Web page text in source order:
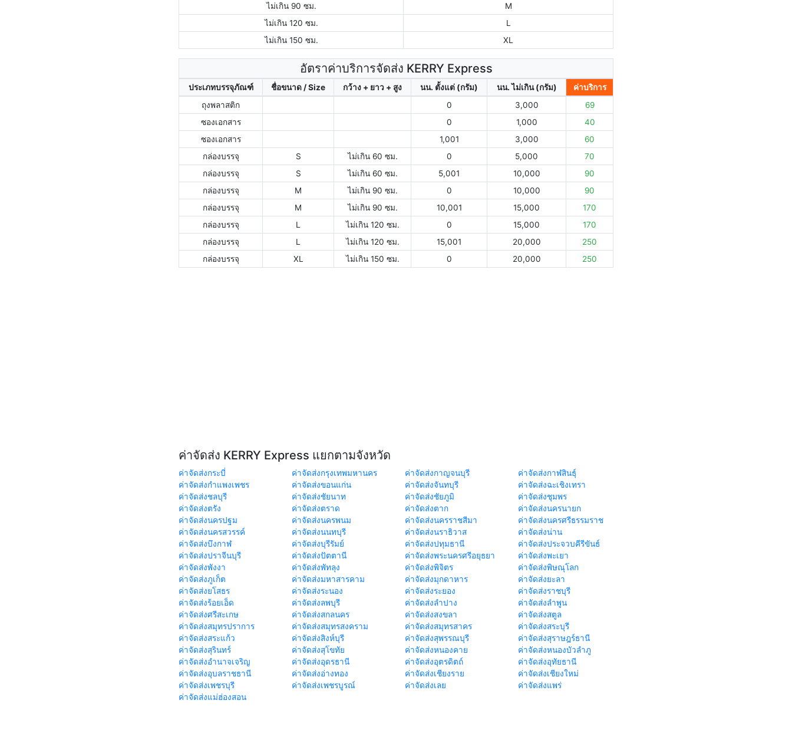
ไม่เกิน 90 ซม.
M
ไม่เกิน 120 ซม.
L
ไม่เกิน 150 ซม.
XL
อัตราค่าบริการจัดส่ง KERRY Express
ประเภทบรรจุภัณฑ์ ชื่อขนาด / Size กว้าง + ยาว + สูง นน. ตั้งแต่ (กรัม) นน. ไม่เกิน (กรัม)
ค่าบริการ
ถุงพลาสติก
0 3,000
69
ซองเอกสาร
0 1,000
40
ซองเอกสาร
1,001 3,000
60
กล่องบรรจุ
S ไม่เกิน 60 ซม. 0 5,000
70
กล่องบรรจุ
S ไม่เกิน 60 ซม. 5,001 10,000
90
กล่องบรรจุ
M ไม่เกิน 90 ซม. 0 10,000
90
กล่องบรรจุ
M ไม่เกิน 90 ซม. 10,001 15,000
170
กล่องบรรจุ
L ไม่เกิน 120 ซม. 0 15,000
170
กล่องบรรจุ
L ไม่เกิน 120 ซม. 15,001 20,000
250
กล่องบรรจุ
XL ไม่เกิน 150 ซม. 0 20,000 250
ค่าจัดส่ง KERRY Express แยกตามจังหวัด
ค่าจัดส่งกระบี่ ค่าจัดส่งกรุงเทพมหานคร ค่าจัดส่งกาญจนบุรี
ค่าจัดส่งกาฬสินธุ์
ค่าจัดส่งกำแพงเพชร
ค่าจัดส่งขอนแก่น ค่าจัดส่งจันทบุรี
ค่าจัดส่งฉะเชิงเทรา
ค่าจัดส่งชลบุรี
ค่าจัดส่งชัยนาท ค่าจัดส่งชัยภูมิ
ค่าจัดส่งชุมพร
ค่าจัดส่งตรัง
ค่าจัดส่งตราด ค่าจัดส่งตาก
ค่าจัดส่งนครนายก
ค่าจัดส่งนครปฐม
ค่าจัดส่งนครพนม ค่าจัดส่งนครราชสีมา
ค่าจัดส่งนครศรีธรรมราช
ค่าจัดส่งนครสวรรค์
ค่าจัดส่งนนทบุรี ค่าจัดส่งนราธิวาส
ค่าจัดส่งน่าน
ค่าจัดส่งบึงกาฬ
ค่าจัดส่งบุรีรัมย์ ค่าจัดส่งปทุมธานี
ค่าจัดส่งประจวบคีรีขันธ์
ค่าจัดส่งปราจีนบุรี
ค่าจัดส่งปัตตานี ค่าจัดส่งพระนครศรีอยุธยา
ค่าจัดส่งพะเยา
ค่าจัดส่งพังงา
ค่าจัดส่งพัทลุง ค่าจัดส่งพิจิตร
ค่าจัดส่งพิษณุโลก
ค่าจัดส่งภูเก็ต
ค่าจัดส่งมหาสารคาม ค่าจัดส่งมุกดาหาร
ค่าจัดส่งยะลา
ค่าจัดส่งยโสธร
ค่าจัดส่งระนอง ค่าจัดส่งระยอง
ค่าจัดส่งราชบุรี
ค่าจัดส่งร้อยเอ็ด
ค่าจัดส่งลพบุรี ค่าจัดส่งลำปาง
ค่าจัดส่งลำพูน
ค่าจัดส่งศรีสะเกษ
ค่าจัดส่งสกลนคร ค่าจัดส่งสงขลา
ค่าจัดส่งสตูล
ค่าจัดส่งสมุทรปราการ
ค่าจัดส่งสมุทรสงคราม ค่าจัดส่งสมุทรสาคร
ค่าจัดส่งสระบุรี
ค่าจัดส่งสระแก้ว
ค่าจัดส่งสิงห์บุรี ค่าจัดส่งสุพรรณบุรี
ค่าจัดส่งสุราษฎร์ธานี
ค่าจัดส่งสุรินทร์
ค่าจัดส่งสุโขทัย ค่าจัดส่งหนองคาย
ค่าจัดส่งหนองบัวลำภู
ค่าจัดส่งอำนาจเจริญ
ค่าจัดส่งอุดรธานี ค่าจัดส่งอุตรดิตถ์
ค่าจัดส่งอุทัยธานี
ค่าจัดส่งอุบลราชธานี
ค่าจัดส่งอ่างทอง ค่าจัดส่งเชียงราย
ค่าจัดส่งเชียงใหม่
ค่าจัดส่งเพชรบุรี
ค่าจัดส่งเพชรบูรณ์ ค่าจัดส่งเลย
ค่าจัดส่งแพร่
ค่าจัดส่งแม่ฮ่องสอน